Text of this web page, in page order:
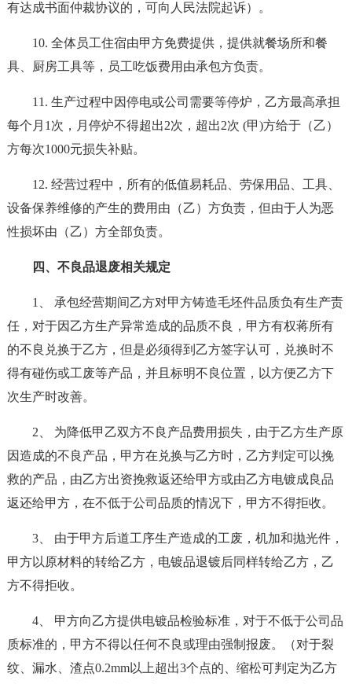
有达成书面仲裁协议的，可向人民法院起诉）。
10. 全体员工住宿由甲方免费提供，提供就餐场所和餐
具、厨房工具等，员工吃饭费用由承包方负责。
11. 生产过程中因停电或公司需要等停炉，乙方最高承担
每个月1次，月停炉不得超出2次，超出2次 (甲)方给于（乙）
方每次1000元损失补贴。
12. 经营过程中，所有的低值易耗品、劳保用品、工具、
设备保养维修的产生的费用由（乙）方负责，但由于人为恶
性损坏由（乙）方全部负责。
四、不良品退废相关规定
1、 承包经营期间乙方对甲方铸造毛坯件品质负有生产责
任，对于因乙方生产异常造成的品质不良，甲方有权蒋所有
的不良兑换于乙方，但是必须得到乙方签字认可，兑换时不
得有碰伤或工废等产品，并且标明不良位置，以方便乙方下
次生产时改善。
2、 为降低甲乙双方不良产品费用损失，由于乙方生产原
因造成的不良产品，甲方在兑换与乙方时，乙方判定可以挽
救的产品，由乙方出资挽救返还给甲方或由乙方电镀成良品
返还给甲方，在不低于公司品质的情况下，甲方不得拒收。
3、 由于甲方后道工序生产造成的工废，机加和抛光件，
甲方以原材料的转给乙方，电镀品退镀后同样转给乙方，乙
方不得拒收。
4、 甲方向乙方提供电镀品检验标准，对于不低于公司品
质标准的，甲方不得以任何不良或理由强制报废。（对于裂
纹、漏水、渣点0.2mm以上超出3个点的、缩松可判定为乙方